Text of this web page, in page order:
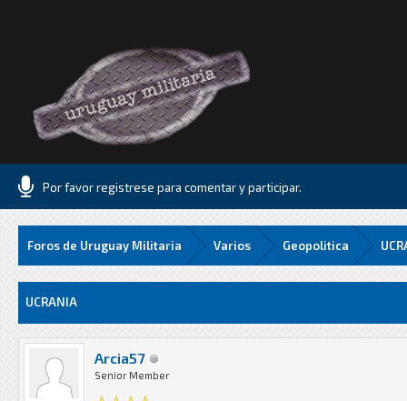
Por favor registrese para comentar y participar.
Foros de Uruguay Militaria Varios Geopolitica
UCRANIA
Arcia57
Senior Member